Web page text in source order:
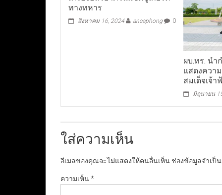
ทางทหาร
สิงหาคม 16, 2024 aneaphong 0
ผบ.ทร. นำ
แสดงควา
สมเด็จเจ้
มิถุนายน
ใส่ความเห็น
อีเมลของคุณจะไม่แสดงให้คนอื่นเห็น ช่องข้อมูลจำเป็
ความเห็น*